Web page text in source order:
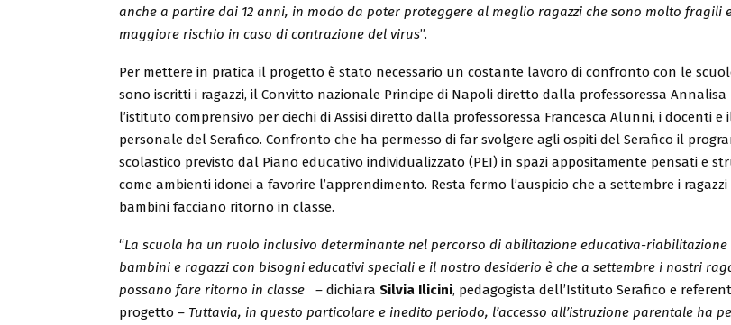
anche a partire dai 12 anni, in modo da poter proteggere al meglio ragazzi che sono molto fragili
maggiore rischio in caso di contrazione del virus”.
Per mettere in pratica il progetto è stato necessario un costante lavoro di confronto con le
sono iscritti i ragazzi, il Convitto nazionale Principe di Napoli diretto dalla professoressa Annalisa
l’istituto comprensivo per ciechi di Assisi diretto dalla professoressa Francesca Alunni, i docenti e
personale del Serafico. Confronto che ha permesso di far svolgere agli ospiti del Serafico il
scolastico previsto dal Piano educativo individualizzato (PEI) in spazi appositamente pensati e
come ambienti idonei a favorire l’apprendimento. Resta fermo l’auspicio che a settembre i ragazzi
bambini facciano ritorno in classe.
“La scuola ha un ruolo inclusivo determinante nel percorso di abilitazione educativa-riabilitazione
bambini e ragazzi con bisogni educativi speciali e il nostro desiderio è che a settembre i nostri
possano fare ritorno in classe – dichiara Silvia Ilicini, pedagogista dell’Istituto Serafico e
progetto – Tuttavia, in questo particolare e inedito periodo, l’accesso all’istruzione parentale ha